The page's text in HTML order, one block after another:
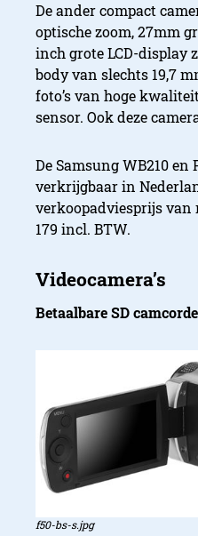
De ander compact
optische zoom, 27mm
inch grote LCD-display
body van slechts 19,7
foto’s van hoge
sensor. Ook deze
De Samsung WB210
verkrijgbaar in
verkoopadviesprijs van
179 incl. BTW.
Betaalbare SD
f50-bs-s.jpg